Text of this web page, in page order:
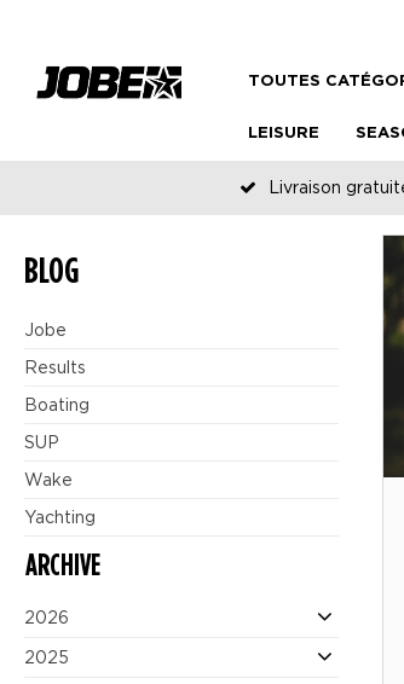
TOUTES
LEISURE
Livraison
BLOG
Jobe
Results
Boating
SUP
Wake
Yachting
ARCHIVE
2026
2025